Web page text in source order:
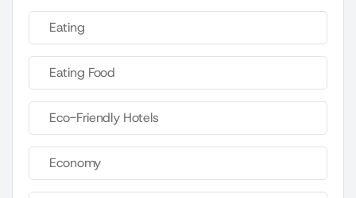
Eating
Eating Food
Eco-Friendly Hotels
Economy